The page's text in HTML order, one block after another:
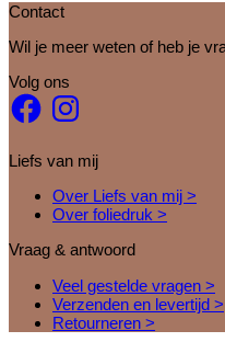
Contact
Wil je meer weten of heb je
Volg ons
FacebookInstagram
Liefs van mij
Over Liefs van mij >
Over foliedruk >
Vraag & antwoord
Veel gestelde vragen >
Verzenden en levertijd >
Retourneren >